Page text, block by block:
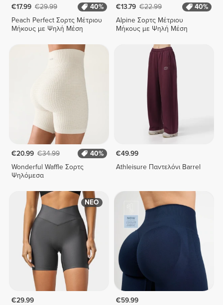
€17.99 €29.99
40%
Peach Perfect Σορτς Μέτριου
Μήκους με Ψηλή Μέση
€13.79 €22.99
40%
Alpine Σορτς Μέτριου
Μήκους με Ψηλή Μέση
€20.99 €34.99
40%
Wonderful Waffle Σορτς
Ψηλόμεσα
€49.99
Athleisure Παντελόνι Barrel
ΝΕΟ
€29.99
€59.99